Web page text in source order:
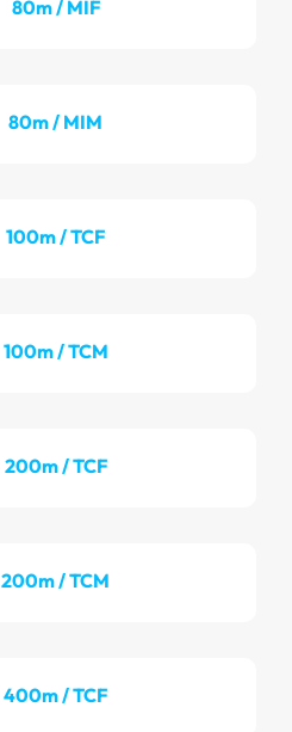
80m / MIF
80m / MIM
100m / TCF
100m / TCM
200m / TCF
200m / TCM
400m / TCF